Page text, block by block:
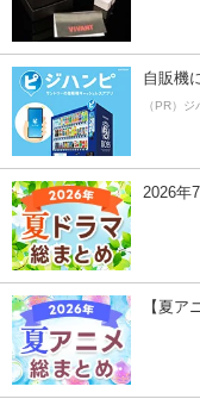
自販機
（PR）
2026年
【夏ア